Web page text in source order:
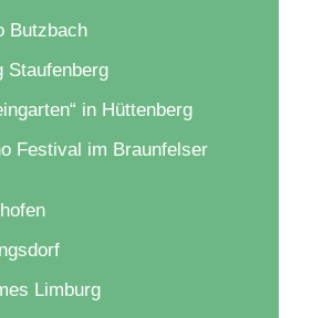
Butzbach
Staufenberg
in Hüttenberg
Festival im Braunfelser
Limburg